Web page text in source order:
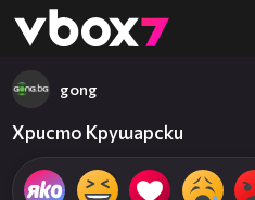
👾
gong
Христо Крушарски